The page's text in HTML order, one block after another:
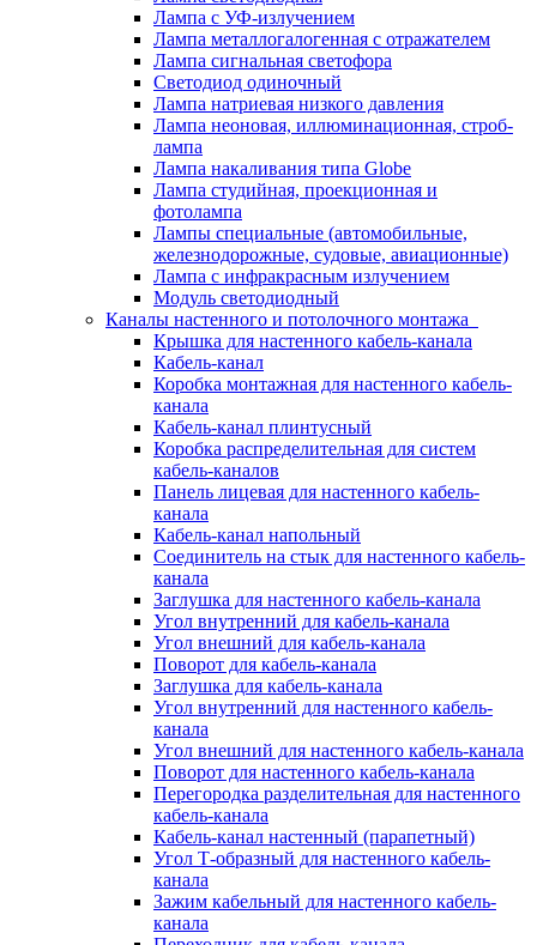
Лампа с УФ-излучением
Лампа металлогалогенная с отражателем
Лампа сигнальная светофора
Светодиод одиночный
Лампа натриевая низкого давления
Лампа неоновая, иллюминационная, строб-
лампа
Лампа накаливания типа Globe
Лампа студийная, проекционная и
фотолампа
Лампы специальные (автомобильные,
железнодорожные, судовые, авиационные)
Лампа с инфракрасным излучением
Модуль светодиодный
Каналы настенного и потолочного монтажа
Крышка для настенного кабель-канала
Кабель-канал
Коробка монтажная для настенного кабель-
канала
Кабель-канал плинтусный
Коробка распределительная для систем
кабель-каналов
Панель лицевая для настенного кабель-
канала
Кабель-канал напольный
Соединитель на стык для настенного кабель-
канала
Заглушка для настенного кабель-канала
Угол внутренний для кабель-канала
Угол внешний для кабель-канала
Поворот для кабель-канала
Заглушка для кабель-канала
Угол внутренний для настенного кабель-
канала
Угол внешний для настенного кабель-канала
Поворот для настенного кабель-канала
Перегородка разделительная для настенного
кабель-канала
Кабель-канал настенный (парапетный)
Угол Т-образный для настенного кабель-
канала
Зажим кабельный для настенного кабель-
канала